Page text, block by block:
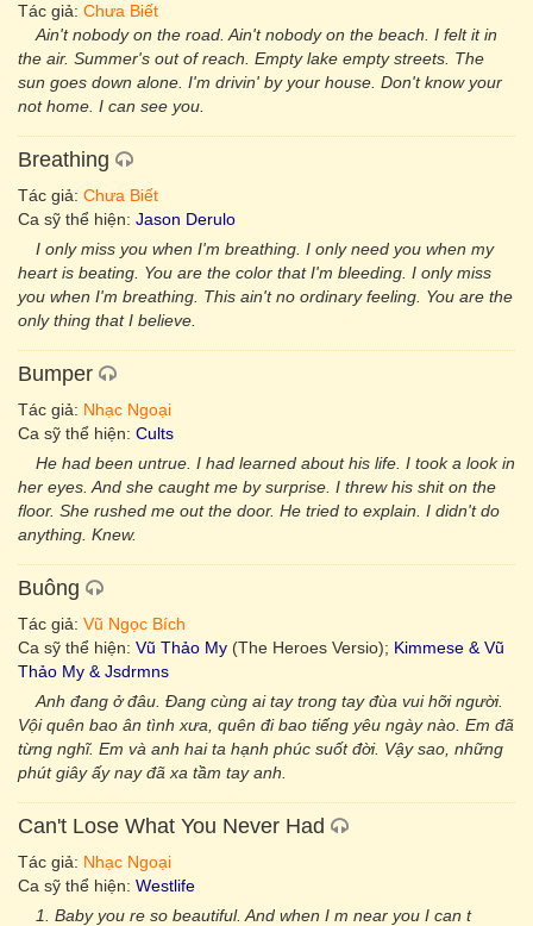
Tác giả: Chưa Biết
Ain't nobody on the road. Ain't nobody on the beach. I felt it in
the air. Summer's out of reach. Empty lake empty streets. The
sun goes down alone. I'm drivin' by your house. Don't know your
not home. I can see you.
Breathing
Tác giả: Chưa Biết
Ca sỹ thể hiện: Jason Derulo
I only miss you when I'm breathing. I only need you when my
heart is beating. You are the color that I'm bleeding. I only miss
you when I'm breathing. This ain't no ordinary feeling. You are the
only thing that I believe.
Bumper
Tác giả: Nhạc Ngoại
Ca sỹ thể hiện: Cults
He had been untrue. I had learned about his life. I took a look in
her eyes. And she caught me by surprise. I threw his shit on the
floor. She rushed me out the door. He tried to explain. I didn't do
anything. Knew.
Buông
Tác giả: Vũ Ngọc Bích
Ca sỹ thể hiện: Vũ Thảo My (The Heroes Versio); Kimmese & Vũ
Thảo My & Jsdrmns
Anh đang ở đâu. Đang cùng ai tay trong tay đùa vui hỡi người.
Vội quên bao ân tình xưa, quên đi bao tiếng yêu ngày nào. Em đã
từng nghĩ. Em và anh hai ta hạnh phúc suốt đời. Vậy sao, những
phút giây ấy nay đã xa tầm tay anh.
Can't Lose What You Never Had
Tác giả: Nhạc Ngoại
Ca sỹ thể hiện: Westlife
1. Baby you re so beautiful. And when I m near you I can t